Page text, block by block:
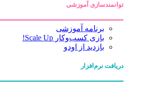
توانمندسازی آموزشی
برنامه آموزشی
بازی کسب‌وکار Scale Up!
بازدید از اودو
دریافت نرم‌افزار